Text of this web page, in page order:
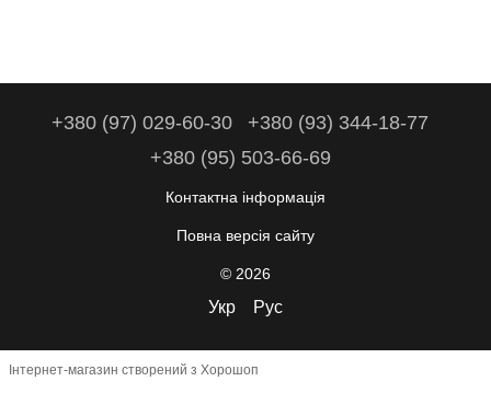
+380 (97) 029-60-30
+380 (93) 344-18-77
+380 (95) 503-66-69
Контактна інформація
Повна версія сайту
© 2026
Укр Рус
Інтернет-магазин створений з Хорошоп